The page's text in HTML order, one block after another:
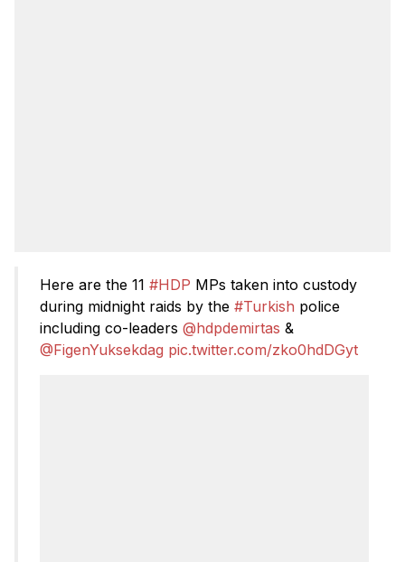
Here are the 11 #HDP MPs taken into custody
during midnight raids by the #Turkish police
including co-leaders @hdpdemirtas &
@FigenYuksekdag pic.twitter.com/zko0hdDGyt